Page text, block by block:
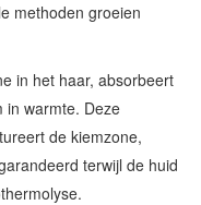
methoden groeien
in het haar, absorbeert
in warmte. Deze
de kiemzone,
terwijl de huid